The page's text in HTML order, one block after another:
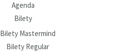
Agenda
Bilety
Bilety Mastermind
Bilety Regular